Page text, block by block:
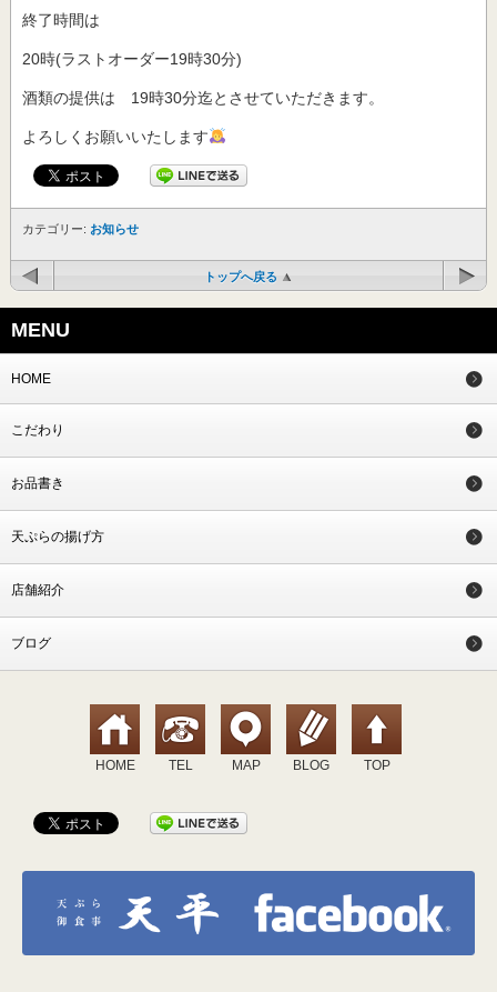
終了時間は
20時(ラストオーダー19時30分)
酒類の提供は 19時30分迄とさせていただきます。
よろしくお願いいたします
カテゴリー: お知らせ
トップへ戻る
MENU
HOME
こだわり
お品書き
天ぷらの揚げ方
店舗紹介
ブログ
HOME TEL MAP BLOG TOP